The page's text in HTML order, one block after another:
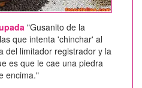
"Gusanito de la
que intenta 'chinchar' al
del limitador registrador y la
es que le cae una piedra
encima."